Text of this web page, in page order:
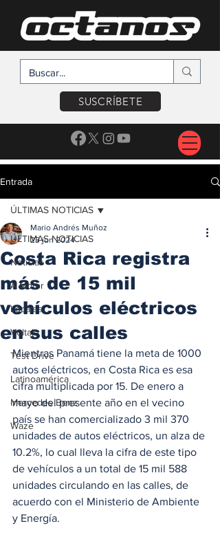
SUSCRÍBETE
Entrada
ÚLTIMAS NOTICIAS
Noticias
A Motor
Locales
Voltaje
Test Drive
Latinoamérica
Mercedes Benz
Waze
ÚLTIMAS NOTICIAS
Costa Rica registra
más de 15 mil
vehículos eléctricos
en sus calles
Mario Andrés Muñoz
23 jun 2024
Mientras Panamá tiene la meta de 1000
autos eléctricos, en Costa Rica es esa
cifra multiplicada por 15. De enero a
mayo del presente año en el vecino
país se han comercializado 3 mil 370
unidades de autos eléctricos, un alza de
10.2%, lo cual lleva la cifra de este tipo
de vehículos a un total de 15 mil 588
unidades circulando en las calles, de
acuerdo con el Ministerio de Ambiente
y Energía.